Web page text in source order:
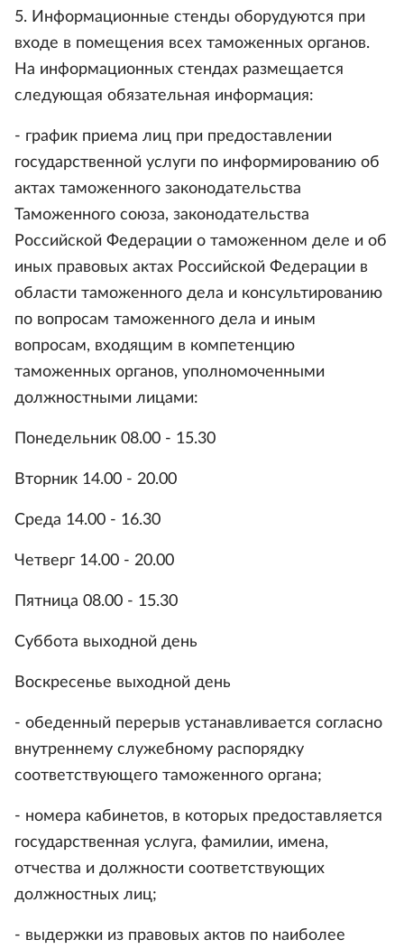
5. Информационные стенды оборудуются при
входе в помещения всех таможенных органов.
На информационных стендах размещается
следующая обязательная информация:
- график приема лиц при предоставлении
государственной услуги по информированию об
актах таможенного законодательства
Таможенного союза, законодательства
Российской Федерации о таможенном деле и об
иных правовых актах Российской Федерации в
области таможенного дела и консультированию
по вопросам таможенного дела и иным
вопросам, входящим в компетенцию
таможенных органов, уполномоченными
должностными лицами:
Понедельник 08.00 - 15.30
Вторник 14.00 - 20.00
Среда 14.00 - 16.30
Четверг 14.00 - 20.00
Пятница 08.00 - 15.30
Суббота выходной день
Воскресенье выходной день
- обеденный перерыв устанавливается согласно
внутреннему служебному распорядку
соответствующего таможенного органа;
- номера кабинетов, в которых предоставляется
государственная услуга, фамилии, имена,
отчества и должности соответствующих
должностных лиц;
- выдержки из правовых актов по наиболее